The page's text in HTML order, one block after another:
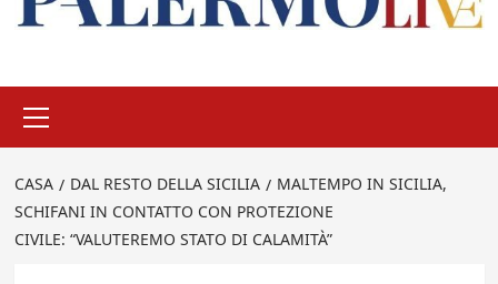
principale
CASA DAL RESTO DELLA SICILIA
MALTEMPO IN SICILIA,
SCHIFANI IN CONTATTO CON PROTEZIONE
CIVILE: “VALUTEREMO STATO DI CALAMITÀ”